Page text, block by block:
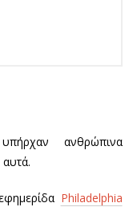
ανθρώπινα
Philadelphia